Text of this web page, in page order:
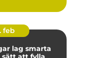
feb
smarta